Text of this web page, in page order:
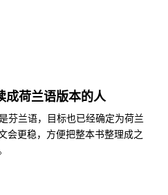
成荷兰语版本的人
芬兰语，目标也已经确定为荷兰
会更稳，方便把整本书整理成之